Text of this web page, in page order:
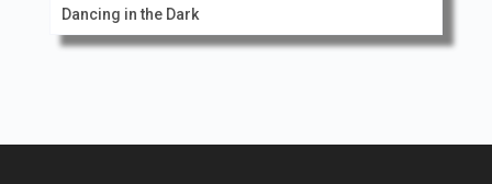
Dancing in the Dark